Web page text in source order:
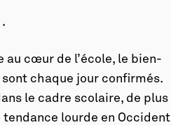
au cœur de l’école, le bien-
chaque jour confirmés.
le cadre scolaire, de plus
tendance lourde en Occident